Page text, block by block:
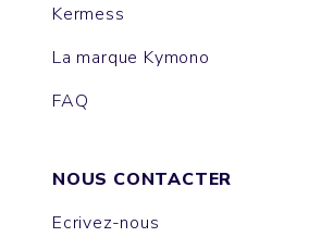
Kermess
La marque Kymono
FAQ
NOUS CONTACTER
Ecrivez-nous